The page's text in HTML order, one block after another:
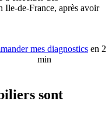
Ile-de-France, après avoir
mes diagnostics en 2
min
sont